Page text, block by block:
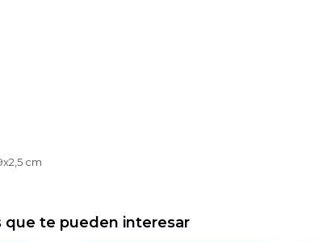
cm
que te pueden interesar